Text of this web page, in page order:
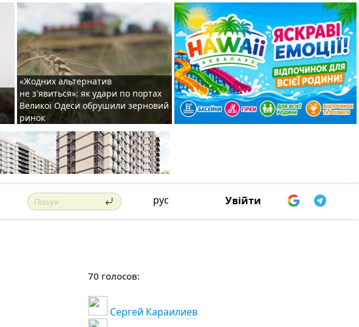
«Жодних альтернатив
не з'явиться»: як удари по портах
Великої Одеси обрушили зерновий
ринок
рус Увійти
70 голосов:
Сергей Караилиев